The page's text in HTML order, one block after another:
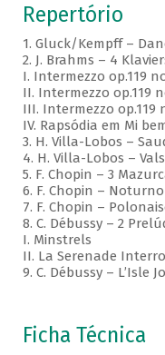
Repertório
1. Gluck/Kempff –
2. J. Brahms – 4
I. Intermezzo op.119
II. Intermezzo op.119
III. Intermezzo op.119
IV. Rapsódia em Mi
3. H. Villa-Lobos –
4. H. Villa-Lobos –
5. F. Chopin – 3
6. F. Chopin –
7. F. Chopin –
8. C. Débussy – 2
I. Minstrels
II. La Serenade
9. C. Débussy – L’Isle
Ficha Técnica